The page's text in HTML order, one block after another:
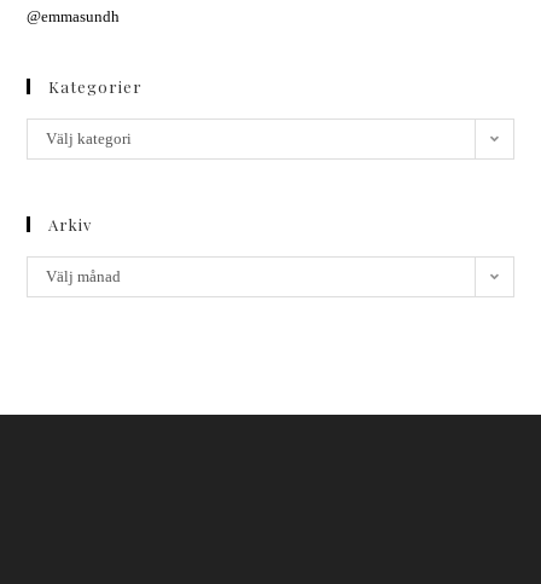
@emmasundh
Kategorier
Välj kategori
Arkiv
Välj månad